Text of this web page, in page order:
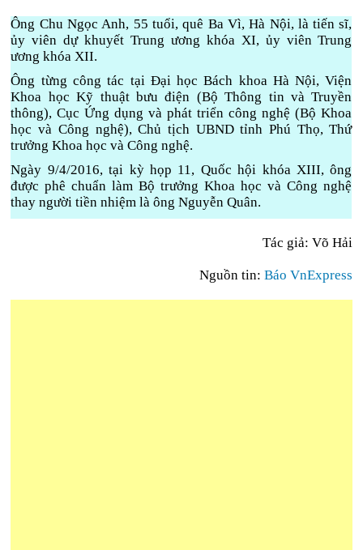
Ông Chu Ngọc Anh, 55 tuổi, quê Ba Vì, Hà Nội, là tiến sĩ,
ủy viên dự khuyết Trung ương khóa XI, ủy viên Trung
ương khóa XII.
Ông từng công tác tại Đại học Bách khoa Hà Nội, Viện
Khoa học Kỹ thuật bưu điện (Bộ Thông tin và Truyền
thông), Cục Ứng dụng và phát triển công nghệ (Bộ Khoa
học và Công nghệ), Chủ tịch UBND tỉnh Phú Thọ, Thứ
trưởng Khoa học và Công nghệ.
Ngày 9/4/2016, tại kỳ họp 11, Quốc hội khóa XIII, ông
được phê chuẩn làm Bộ trưởng Khoa học và Công nghệ
thay người tiền nhiệm là ông Nguyễn Quân.
Tác giả: Võ Hải
Nguồn tin: Báo VnExpress